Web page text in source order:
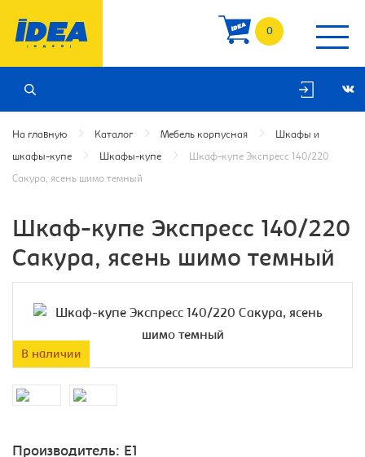
0
На главную Каталог Мебель корпусная Шкафы и
шкафы-купе Шкафы-купе Шкаф-купе Экспресс 140/220
Сакура, ясень шимо темный
Шкаф-купе Экспресс 140/220
Сакура, ясень шимо темный
В наличии
Производитель: E1